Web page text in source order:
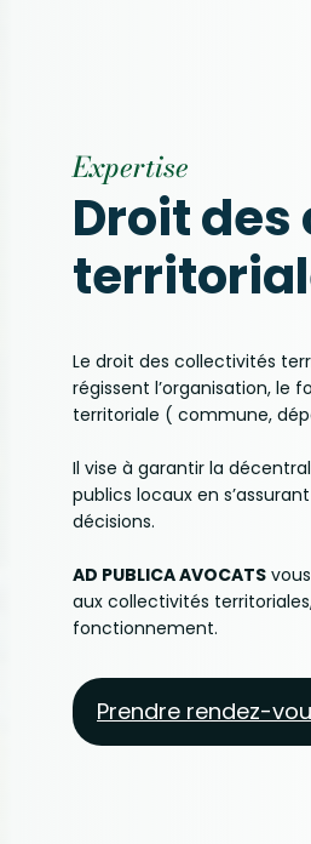
Expertise
Droit
Le droit des collectivités
régissent l’organisation,
territoriale ( commune,
Il vise à garantir la
publics locaux en
décisions.
AD PUBLICA AVOCATS
aux collectivités
fonctionnement.
Prendre rendez-